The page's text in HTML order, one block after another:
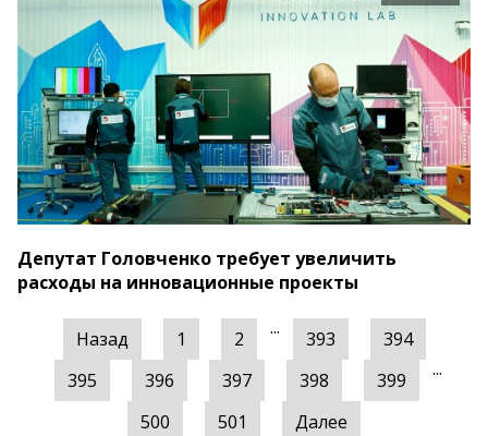
Депутат Головченко требует увеличить
расходы на инновационные проекты
Назад 1 2 ... 393
394
395
396 397 398 399 ...
500 501 Далее